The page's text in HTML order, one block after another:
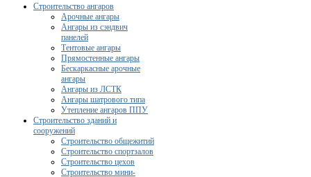
Строительство ангаров
Арочные ангары
Ангары из сэндвич
панелей
Тентовые ангары
Прямостенные ангары
Бескаркасные арочные
ангары
Ангары из ЛСТК
Ангары шатрового типа
Утепление ангаров ППУ
Строительство зданий и
сооружений
Строительство общежитий
Строительство спортзалов
Строительство цехов
Строительство мини-